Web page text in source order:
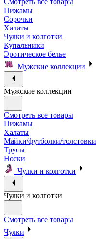
Смотреть все товары
Пижамы
Сорочки
Халаты
Чулки и колготки
Купальники
Эротическое белье
Мужские коллекции
Мужские коллекции
Смотреть все товары
Пижамы
Халаты
Майки/футболки/толстовки
Трусы
Носки
Чулки и колготки
Чулки и колготки
Смотреть все товары
Чулки